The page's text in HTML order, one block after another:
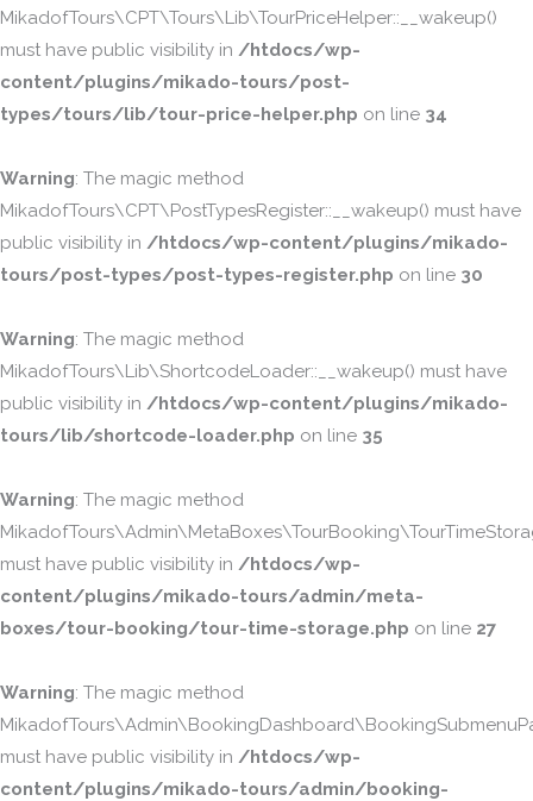
MikadofTours\CPT\Tours\Lib\TourPriceHelper::__wakeup()
must have public visibility in /htdocs/wp-
content/plugins/mikado-tours/post-
types/tours/lib/tour-price-helper.php on line 34
Warning: The magic method
MikadofTours\CPT\PostTypesRegister::__wakeup() must have
public visibility in /htdocs/wp-content/plugins/mikado-
tours/post-types/post-types-register.php on line 30
Warning: The magic method
MikadofTours\Lib\ShortcodeLoader::__wakeup() must have
public visibility in /htdocs/wp-content/plugins/mikado-
tours/lib/shortcode-loader.php on line 35
Warning: The magic method
must have public visibility in /htdocs/wp-
content/plugins/mikado-tours/admin/meta-
boxes/tour-booking/tour-time-storage.php on line 27
Warning: The magic method
must have public visibility in /htdocs/wp-
content/plugins/mikado-tours/admin/booking-